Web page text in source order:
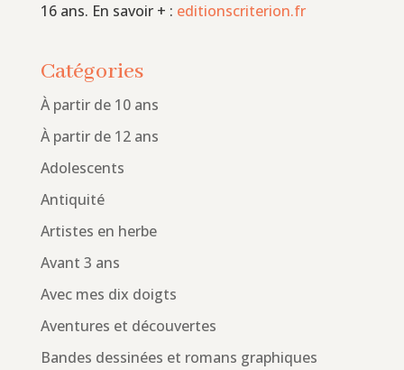
16 ans. En savoir + : editionscriterion.fr
Catégories
À partir de 10 ans
À partir de 12 ans
Adolescents
Antiquité
Artistes en herbe
Avant 3 ans
Avec mes dix doigts
Aventures et découvertes
Bandes dessinées et romans graphiques